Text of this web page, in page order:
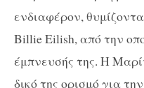
ενδιαφέρον,
Billie Eilish, από την
έμπνευσής της. H
δικό της ορισμό για